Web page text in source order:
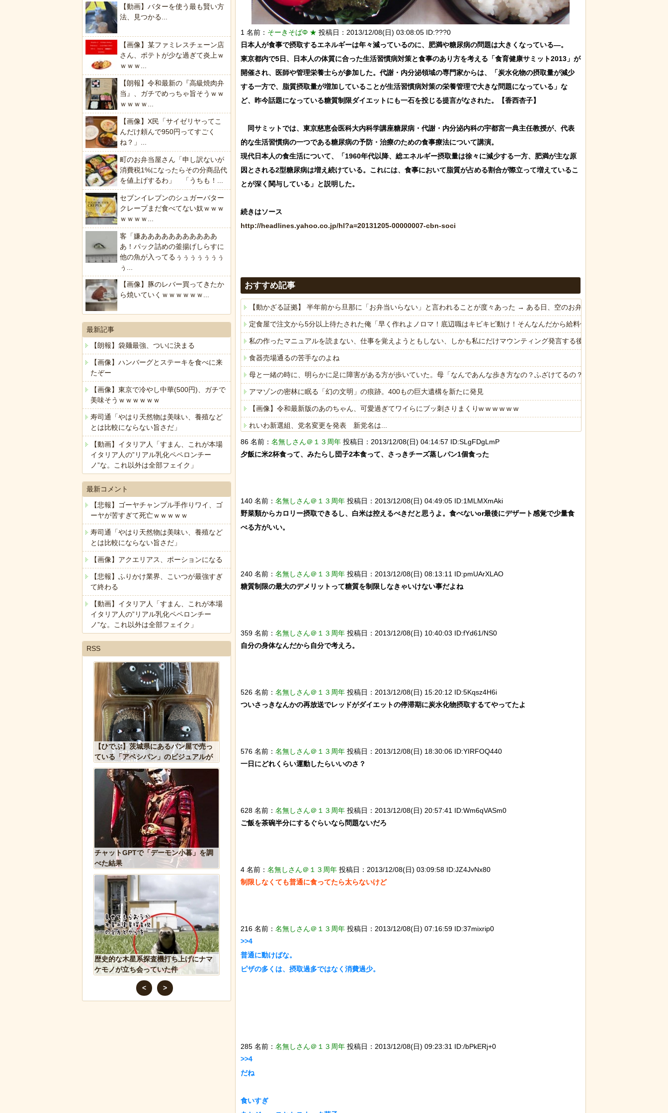
1 名前： そーきそばΦ ★ 投稿日：2013/12/08(日) 03:08:05 ID:???0
日本人が食事で摂取するエネルギーは年々減っているのに、肥満や糖尿病の問題は大きくなっている―。
東京都内で5日、日本人の体質に合った生活習慣病対策と食事のあり方を考える「食育健康サミット2013」が
開催され、医師や管理栄養士らが参加した。代謝・内分泌領域の専門家からは、「炭水化物の摂取量が減少
する一方で、脂質摂取量が増加していることが生活習慣病対策の栄養管理で大きな問題になっている」な
ど、昨今話題になっている糖質制限ダイエットにも一石を投じる提言がなされた。【香西杏子】
同サミットでは、東京慈恵会医科大内科学講座糖尿病・代謝・内分泌内科の宇都宮一典主任教授が、代表
的な生活習慣病の一つである糖尿病の予防・治療のための食事療法について講演。
現代日本人の食生活について、「1960年代以降、総エネルギー摂取量は徐々に減少する一方、肥満が主な原
因とされる2型糖尿病は増え続けている。これには、食事において脂質が占める割合が際立って増えているこ
とが深く関与している」と説明した。
http://headlines.yahoo.co.jp/hl?a=20131205-00000007-cbn-soci
おすすめ記事
【動かざる証拠】 半年前から旦那に「お弁当いらない」と言われることが度々あった → ある日、空のお弁当箱を取る為に旦那の鞄
定食屋で注文から5分以上待たされた俺「早く作れよノロマ！底辺職はキビキビ動け！そんなんだから給料低いんだろうな！」→ す
私の作ったマニュアルを読まない、仕事を覚えようともしない、しかも私にだけマウンティング発言する後輩。私「（これは舐めら
食器売場通るの苦手なのよね
母と一緒の時に、明らかに足に障害がある方が歩いていた。母「なんであんな歩き方なの？ふざけてるの？」
アマゾンの密林に眠る「幻の文明」の痕跡。400もの巨大遺構を新たに発見
【画像】令和最新版のあのちゃん、可愛過ぎてワイらにブッ刺さりまくりw w w w w w
れいわ新選組、党名変更を発表 新党名は...
【画像】このボケて、破壊力ありすぎてクッソワロタｗｗｗｗｗｗｗｗｗ
海外「日本なんて行くんじゃなかった…」 日本を知ってしまったディズニー信者、帰国後『本家』に失望する事態に
Powered by livedoor 相互RSS
86 名前： 名無しさん＠１３周年 投稿日：2013/12/08(日) 04:14:57 ID:SLgFDgLmP
夕飯に米2杯食って、みたらし団子2本食って、さっきチーズ蒸しパン1個食った
140 名前： 名無しさん＠１３周年 投稿日：2013/12/08(日) 04:49:05 ID:1MLMXmAki
野菜類からカロリー摂取できるし、白米は控えるべきだと思うよ。食べないor最後にデザート感覚で少量食
べる方がいい。
240 名前： 名無しさん＠１３周年 投稿日：2013/12/08(日) 08:13:11 ID:pmUArXLAO
糖質制限の最大のデメリットって糖質を制限しなきゃいけない事だよね
359 名前： 名無しさん＠１３周年 投稿日：2013/12/08(日) 10:40:03 ID:fYd61/NS0
自分の身体なんだから自分で考えろ。
526 名前： 名無しさん＠１３周年 投稿日：2013/12/08(日) 15:20:12 ID:5Kqsz4H6i
ついさっきなんかの再放送でレッドがダイエットの停滞期に炭水化物摂取するてやってたよ
576 名前： 名無しさん＠１３周年 投稿日：2013/12/08(日) 18:30:06 ID:YIRFOQ440
一日にどれくらい運動したらいいのさ？
628 名前： 名無しさん＠１３周年 投稿日：2013/12/08(日) 20:57:41 ID:Wm6qVASm0
ご飯を茶碗半分にするぐらいなら問題ないだろ
4 名前： 名無しさん＠１３周年 投稿日：2013/12/08(日) 03:09:58 ID:JZ4JvNx80
216 名前： 名無しさん＠１３周年 投稿日：2013/12/08(日) 07:16:59 ID:37mixrip0
>>4
普通に動けばな。
285 名前： 名無しさん＠１３周年 投稿日：2013/12/08(日) 09:23:31 ID:/bPkERj+0
>>4
だね
食いすぎ
【動画】バターを使う最も賢い方
法、見つかる...
【画像】某ファミレスチェーン店
さん、ポテトが少な過ぎて炎上ｗ
ｗｗｗ...
【朗報】令和最新の『高級焼肉弁
当』、ガチでめっちゃ旨そうｗｗ
ｗｗｗｗ...
【画像】X民「サイゼリヤってこ
んだけ頼んで950円ってすごく
ね？」...
町のお弁当屋さん「申し訳ないが
消費税1%になったらその分商品代
を値上げするわ」 「うちも！...
セブンイレブンのシュガーバター
クレープまだ食べてない奴ｗｗｗ
ｗｗｗｗ...
客「嫌あああああああああああ
あ！パック詰めの釜揚げしらすに
他の魚が入ってるぅぅぅぅぅぅぅ
ぅ...
【画像】豚のレバー買ってきたか
ら焼いていくｗｗｗｗｗｗ...
最新記事
【朗報】袋麺最強、ついに決まる
【画像】ハンバーグとステーキを食べに来
たぞー
【画像】東京で冷やし中華(500円)、ガチで
美味そうｗｗｗｗｗｗ
寿司通「やはり天然物は美味い、養殖など
とは比較にならない旨さだ」
【動画】イタリア人「すまん、これが本場
イタリア人の”リアル乳化ペペロンチー
ノ”な。これ以外は全部フェイク」
最新コメント
【悲報】ゴーヤチャンプル手作りワイ、ゴ
ーヤが苦すぎて死亡ｗｗｗｗｗ
寿司通「やはり天然物は美味い、養殖など
とは比較にならない旨さだ」
【画像】アクエリアス、ポーションになる
【悲報】ふりかけ業界、こいつが最強すぎ
て終わる
【動画】イタリア人「すまん、これが本場
イタリア人の”リアル乳化ペペロンチー
ノ”な。これ以外は全部フェイク」
RSS
【ひでぶ】茨城県にあるパン屋で売っ
ている「アベシパン」のビジュアルが
悪夢すぎるｗｗｗｗｗ
チャットGPTで「デーモン小暮」を調
べた結果
歴史的な木星系探査機打ち上げにナマ
ケモノが立ち会っていた件
なんか泣きたくなってくる青春18きっ
ぷのポスター貼ってく
イフハックが話題にｗ
「マンデラ効果」という集団的な事実
と異なる思い込み、ガチで怖過ぎるｗ
<
>